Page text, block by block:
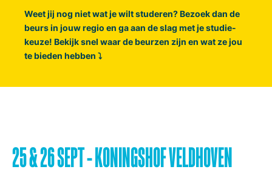
Weet jij nog niet wat je wilt studeren? Bezoek dan de
beurs in jouw regio en ga aan de slag met je studie-
keuze! Bekijk snel waar de beurzen zijn en wat ze jou
te bieden hebben ⤵
25 & 26 SEPT - KONINGSHOF VELDHOVEN